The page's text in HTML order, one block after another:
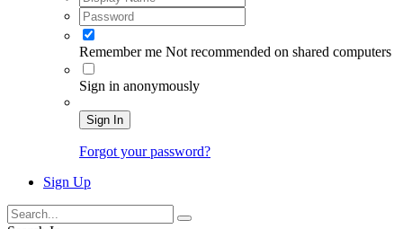
Remember me Not recommended on shared computers
Sign in anonymously
Sign In
Forgot your password?
Sign Up